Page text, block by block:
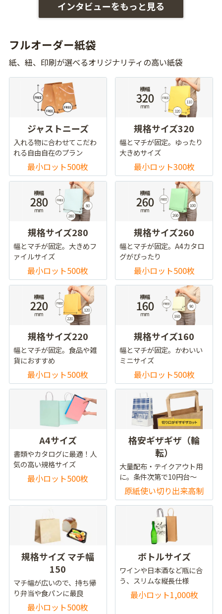
インタビューをもっと見る
フルオーダー紙袋
紙、紐、印刷が選べるオリジナリティの高い紙袋
ジャストニーズ
入れる物に合わせてこだわ
れる自由自在のプラン
最小ロット500枚
規格サイズ320
幅とマチが固定。ゆったり
大きめサイズ
最小ロット300枚
規格サイズ280
幅とマチが固定。大きめフ
ァイルサイズ
最小ロット500枚
規格サイズ260
幅とマチが固定。A4カタロ
グがぴったり
最小ロット500枚
規格サイズ220
幅とマチが固定。食品や雑
貨におすすめ
最小ロット500枚
規格サイズ160
幅とマチが固定。かわいい
ミニサイズ
最小ロット500枚
A4サイズ
書類やカタログに最適！人
気の高い規格サイズ
最小ロット500枚
格安ギザギザ（輪
転）
大量配布・テイクアウト用
に。条件次第で10円台～
原紙使い切り出来高制
規格サイズ マチ幅
150
マチ幅が広いので、持ち帰
り弁当や食パンに最良
最小ロット500枚
ボトルサイズ
ワインや日本酒など瓶に合
う、スリムな縦長仕様
最小ロット1,000枚